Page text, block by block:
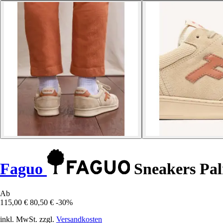
Faguo Sneakers
Ab
115,00 € 80,50 € -30%
inkl. MwSt. zzgl. Versandkosten